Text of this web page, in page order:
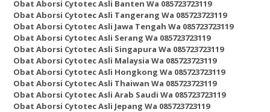
Obat Aborsi Cytotec Asli Banten Wa 085723723119
Obat Aborsi Cytotec Asli Tangerang Wa 085723723119
Obat Aborsi Cytotec Asli Jawa Tengah Wa 085723723119
Obat Aborsi Cytotec Asli Serang Wa 085723723119
Obat Aborsi Cytotec Asli Singapura Wa 085723723119
Obat Aborsi Cytotec Asli Malaysia Wa 085723723119
Obat Aborsi Cytotec Asli Hongkong Wa 085723723119
Obat Aborsi Cytotec Asli Thaiwan Wa 085723723119
Obat Aborsi Cytotec Asli Arab Saudi Wa 085723723119
Obat Aborsi Cytotec Asli Jepang Wa 085723723119